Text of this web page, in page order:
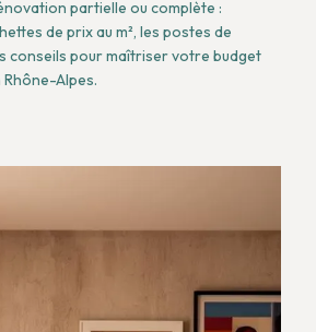
partielle ou complète :
de prix au m², les postes de
conseils pour maîtriser votre budget
Alpes.